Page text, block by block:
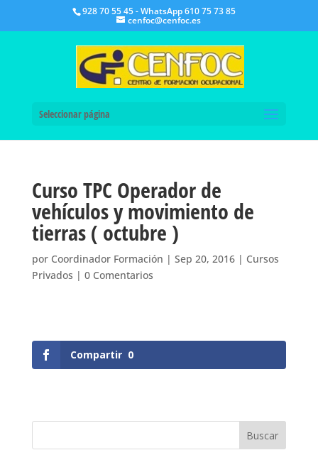
928 70 55 45 - WhatsApp 610 75 73 85
cenfoc@cenfoc.es
Seleccionar página
Curso TPC Operador de
vehículos y movimiento de
tierras ( octubre )
por Coordinador Formación | Sep 20, 2016| Cursos
Privados | 0 Comentarios
Compartir 0